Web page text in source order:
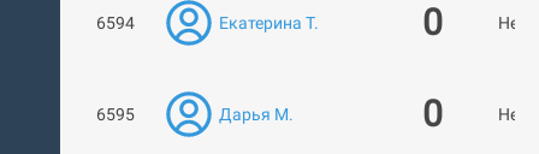
6594 Екатерина Т. 0 Нет
6595 Дарья М. 0 Нет